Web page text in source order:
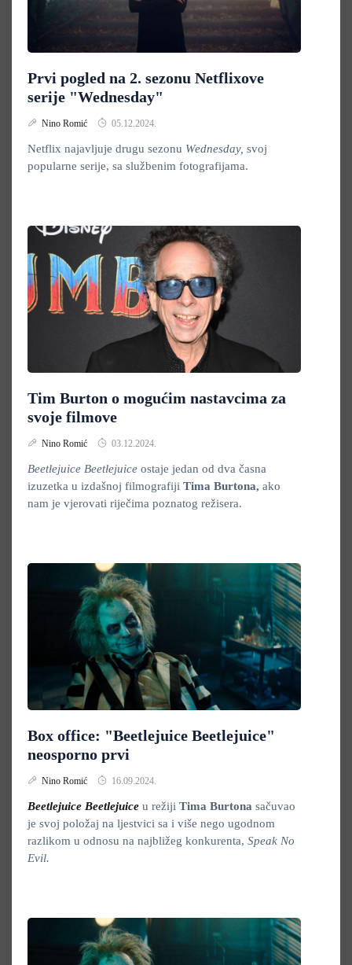
Prvi pogled na 2. sezonu Netflixove
serije "Wednesday"
Nino Romić 05.12.2024.
Netflix najavljuje drugu sezonu Wednesday, svoj
popularne serije, sa službenim fotografijama.
Tim Burton o mogućim nastavcima za
svoje filmove
Nino Romić 03.12.2024.
Beetlejuice Beetlejuice ostaje jedan od dva časna
izuzetka u izdašnoj filmografiji Tima Burtona, ako
nam je vjerovati riječima poznatog režisera.
Box office: "Beetlejuice Beetlejuice"
neosporno prvi
Nino Romić 16.09.2024.
Beetlejuice Beetlejuice u režiji Tima Burtona sačuvao
je svoj položaj na ljestvici sa i više nego ugodnom
razlikom u odnosu na najbližeg konkurenta, Speak No
Evil.